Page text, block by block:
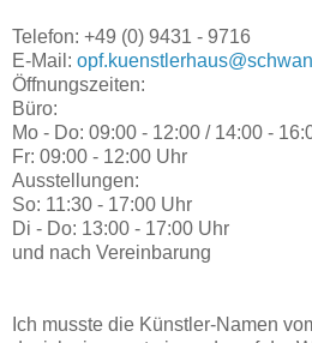
Telefon: +49 (0) 9431 - 9716
E-Mail:
Öffnungszeiten:
Büro:
Mo - Do: 09:00 - 12:00 / 14:00 -
Fr: 09:00 - 12:00 Uhr
Ausstellungen:
So: 11:30 - 17:00 Uhr
Di - Do: 13:00 - 17:00 Uhr
und nach Vereinbarung
Ich musste die Künstler-Namen